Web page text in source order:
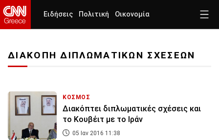
Ειδήσεις Πολιτική Οικονομία
ΔΙΑΚΟΠΗ ΔΙΠΛΩΜΑΤΙΚΩΝ ΣΧΕΣΕΩΝ
ΚΟΣΜΟΣ
Διακόπτει διπλωματικές σχέσεις και
το Κουβέιτ με το Ιράν
05 Ιαν 2016 11:38